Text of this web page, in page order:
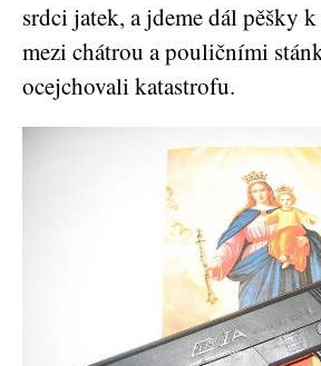
srdci jatek, a jdeme dál pěšky
mezi chátrou a pouličními
ocejchovali katastrofu.